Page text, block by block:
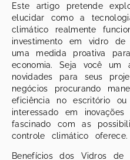
Este artigo pretende
elucidar como a
climático realmente
investimento em vidro
uma medida proativa
economia. Seja você um
novidades para seus
negócios procurando
eficiência no escritório ou
interessado em inovações
fascinado com as
controle climático oferece.
Benefícios dos Vidros de